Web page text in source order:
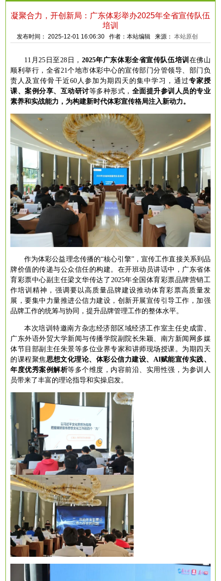
凝聚合力，开创新局：广东体彩举办2025年全省宣传队伍
培训
发布时间： 2025-12-01 16:06:30 作者：本站编辑 来源：本站原创
11月25日至28日， 2025年广东体彩全省宣传队伍培训 在佛山
顺利举行，全省21个地市体彩中心的宣传部门分管领导、部门负
责人及宣传骨干近60人参加为期四天的集中学习，通过专家授
课、案例分享、互动研讨等多种形式， 全面提升参训人员的专业
素养和实战能力，为构建新时代体彩宣传格局注入新动力。
作为体彩公益理念传播的“核心引擎”，宣传工作直接关系到品
牌价值的传递与公众信任的构建。在开班动员讲话中，广东省体
育彩票中心副主任梁文华传达了2025年全国体育彩票品牌营销工
作培训精神，强调要以高质量品牌建设推动体育彩票高质量发
展，要集中力量推进公信力建设，创新开展宣传引导工作，加强
品牌工作的统筹与协同，提升品牌管理工作的整体水平。
本次培训特邀南方杂志经济部区域经济工作室主任史成雷、
广东外语外贸大学新闻与传播学院副院长朱颖、南方新闻网多媒
体节目部副主任朱景等多位业界专家和讲师现场授课。为期四天
的课程聚焦思想文化理论、体彩公信力建设、 AI赋能宣传实践、
年度优秀案例解析等多个维度，内容前沿、实用性强，为参训人
员带来了丰富的理论指导和实操启发。